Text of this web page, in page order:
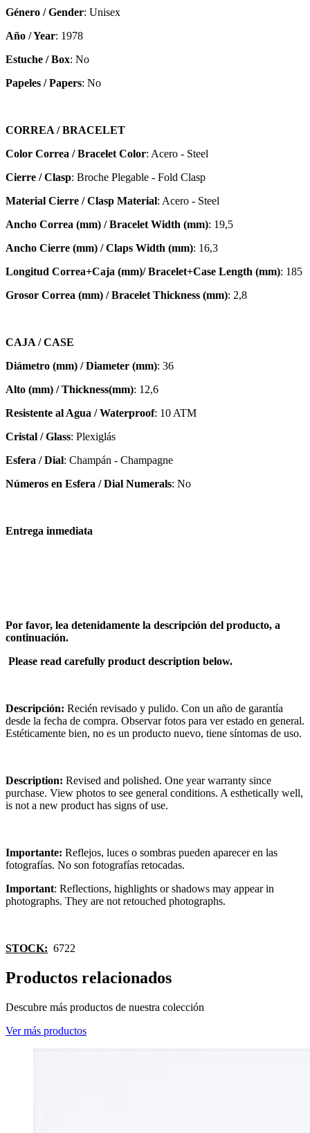
Género / Gender: Unisex
Año / Year: 1978
Estuche / Box: No
Papeles / Papers: No
CORREA / BRACELET
Color Correa / Bracelet Color: Acero - Steel
Cierre / Clasp: Broche Plegable - Fold Clasp
Material Cierre / Clasp Material: Acero - Steel
Ancho Correa (mm) / Bracelet Width (mm): 19,5
Ancho Cierre (mm) / Claps Width (mm): 16,3
Longitud Correa+Caja (mm)/ Bracelet+Case Length (mm): 185
Grosor Correa (mm) / Bracelet Thickness (mm): 2,8
CAJA / CASE
Diámetro (mm) / Diameter (mm): 36
Alto (mm) / Thickness(mm): 12,6
Resistente al Agua / Waterproof: 10 ATM
Cristal / Glass: Plexiglás
Esfera / Dial: Champán - Champagne
Números en Esfera / Dial Numerals: No
Entrega inmediata
Por favor, lea detenidamente la descripción del producto, a
continuación.
Please read carefully product description below.
Descripción: Recién revisado y pulido. Con un año de garantía
desde la fecha de compra. Observar fotos para ver estado en general.
Estéticamente bien, no es un producto nuevo, tiene síntomas de uso.
Description: Revised and polished. One year warranty since
purchase. View photos to see general conditions. A esthetically well,
is not a new product has signs of use.
Importante: Reflejos, luces o sombras pueden aparecer en las
fotografías. No son fotografías retocadas.
Important: Reflections, highlights or shadows may appear in
photographs. They are not retouched photographs.
STOCK: 6722
Productos relacionados
Descubre más productos de nuestra colección
Ver más productos